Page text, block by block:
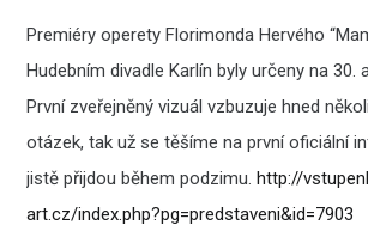
Premiéry operety Florimonda Hervého
Hudebním divadle Karlín byly určeny na 30.
První zveřejněný vizuál vzbuzuje hned
otázek, tak už se těšíme na první oficiální
jistě přijdou během podzimu.http://
art.cz/index.php?pg=predstaveni&id=7903